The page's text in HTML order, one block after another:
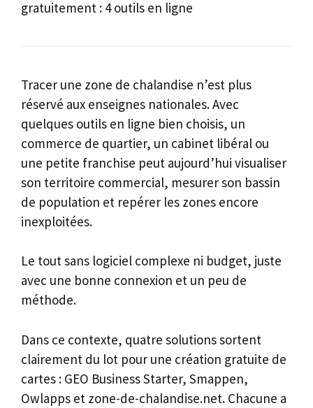
gratuitement : 4 outils en ligne
Tracer une zone de chalandise n’est plus
réservé aux enseignes nationales. Avec
quelques outils en ligne bien choisis, un
commerce de quartier, un cabinet libéral ou
une petite franchise peut aujourd’hui visualiser
son territoire commercial, mesurer son bassin
de population et repérer les zones encore
inexploitées.
Le tout sans logiciel complexe ni budget, juste
avec une bonne connexion et un peu de
méthode.
Dans ce contexte, quatre solutions sortent
clairement du lot pour une création gratuite de
cartes : GEO Business Starter, Smappen,
Owlapps et zone-de-chalandise.net. Chacune a